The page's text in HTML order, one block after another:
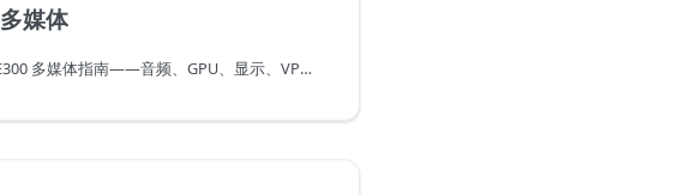
多媒体
MTT E300 多媒体指南——音频、GPU、显示、VPU 等多媒体功能配置